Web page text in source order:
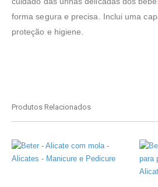
forma segura e precisa. Inclui uma
proteção e higiene.
Produtos Relacionados